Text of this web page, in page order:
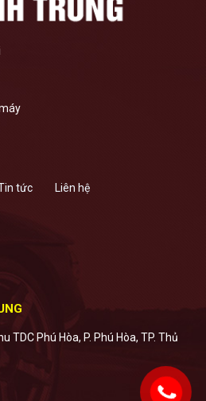
tức Liên hệ
TDC Phú Hòa, P. Phú Hòa, TP. Thủ